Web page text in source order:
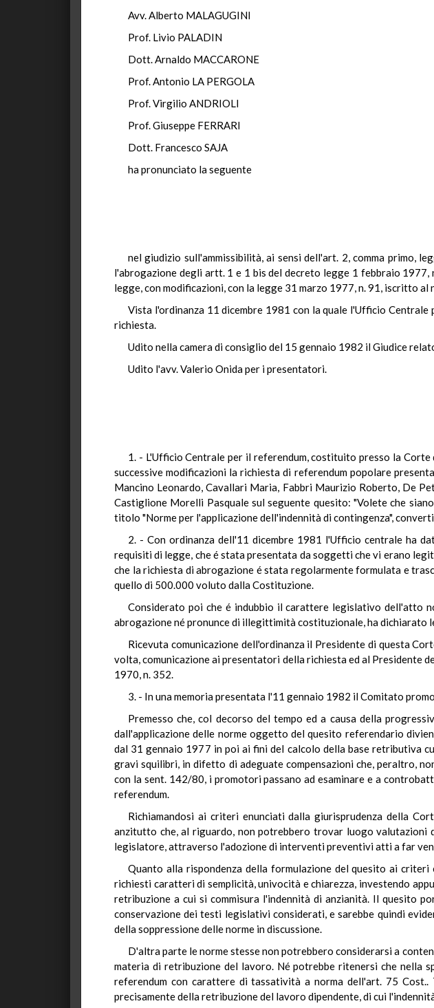
Avv. Alberto MALAGUGINI
Prof. Livio PALADIN
Dott. Arnaldo MACCARONE
Prof. Antonio LA PERGOLA
Prof. Virgilio ANDRIOLI
Prof. Giuseppe FERRARI
Dott. Francesco SAJA
ha pronunciato la seguente
nel giudizio sull'ammissibilità, ai sensi dell'art. 2, comma primo,
l'abrogazione degli artt. 1 e 1 bis del decreto legge 1 febbraio
legge, con modificazioni, con la legge 31 marzo 1977, n. 91, iscritto
Vista l'ordinanza 11 dicembre 1981 con la quale l'Ufficio
richiesta.
Udito nella camera di consiglio del 15 gennaio 1982 il Giudice
Udito l'avv. Valerio Onida per i presentatori.
1. - L'Ufficio Centrale per il referendum, costituito presso la
successive modificazioni la richiesta di referendum popolare
Mancino Leonardo, Cavallari Maria, Fabbri Maurizio Roberto, De
Castiglione Morelli Pasquale sul seguente quesito: "Volete che
titolo "Norme per l'applicazione dell'indennità di contingenza",
2. - Con ordinanza dell'11 dicembre 1981 l'Ufficio centrale ha
requisiti di legge, che é stata presentata da soggetti che vi erano
che la richiesta di abrogazione é stata regolarmente formulata e
quello di 500.000 voluto dalla Costituzione.
Considerato poi che é indubbio il carattere legislativo dell'atto
abrogazione né pronunce di illegittimità costituzionale, ha dichiarato
Ricevuta comunicazione dell'ordinanza il Presidente di questa
volta, comunicazione ai presentatori della richiesta ed al Presidente
1970, n. 352.
3. - In una memoria presentata l'11 gennaio 1982 il Comitato
Premesso che, col decorso del tempo ed a causa della
dall'applicazione delle norme oggetto del quesito referendario
dal 31 gennaio 1977 in poi ai fini del calcolo della base retributiva
gravi squilibri, in difetto di adeguate compensazioni che, peraltro,
con la sent. 142/80, i promotori passano ad esaminare e a
referendum.
Richiamandosi ai criteri enunciati dalla giurisprudenza della
anzitutto che, al riguardo, non potrebbero trovar luogo
legislatore, attraverso l'adozione di interventi preventivi atti a far
Quanto alla rispondenza della formulazione del quesito ai
richiesti caratteri di semplicità, univocità e chiarezza, investendo
retribuzione a cui si commisura l'indennità di anzianità. Il quesito
conservazione dei testi legislativi considerati, e sarebbe quindi
della soppressione delle norme in discussione.
D'altra parte le norme stesse non potrebbero considerarsi a
materia di retribuzione del lavoro. Né potrebbe ritenersi che nella
referendum con carattere di tassatività a norma dell'art. 75
precisamente della retribuzione del lavoro dipendente, di cui